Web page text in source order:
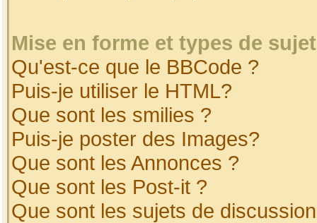
Mise en forme et types de
Qu'est-ce que le BBCode ?
Puis-je utiliser le HTML?
Que sont les smilies ?
Puis-je poster des Images?
Que sont les Annonces ?
Que sont les Post-it ?
Que sont les sujets de